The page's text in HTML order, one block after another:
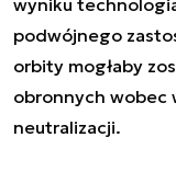
wyniku
podwójnego
orbity mogłaby
obronnych wobec
neutralizacji.